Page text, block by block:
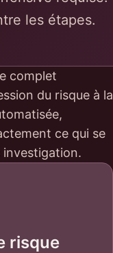
les étapes.
complet
du risque à la
ce qui se
investigation.
risque